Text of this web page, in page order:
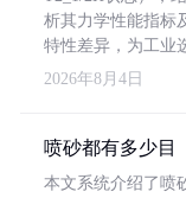
析其力学性能指标
特性差异，为工业
2026年8月4日
喷砂都有多少目
本文系统介绍了喷